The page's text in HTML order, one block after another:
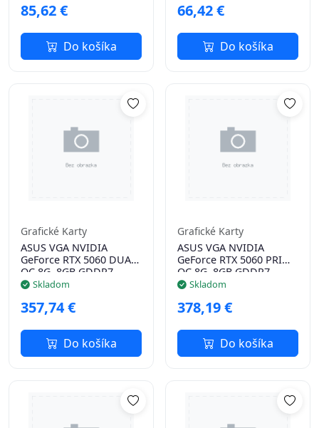
85,62 €
Do košíka
66,42 €
Do košíka
Grafické Karty
ASUS VGA NVIDIA
GeForce RTX 5060 DUAL
OC 8G, 8GB GDDR7,
3xDP, 1xHDMI
Skladom
357,74 €
Do košíka
Grafické Karty
ASUS VGA NVIDIA
GeForce RTX 5060 PRIME
OC 8G, 8GB GDDR7,
3xDP, 1xHDMI
Skladom
378,19 €
Do košíka